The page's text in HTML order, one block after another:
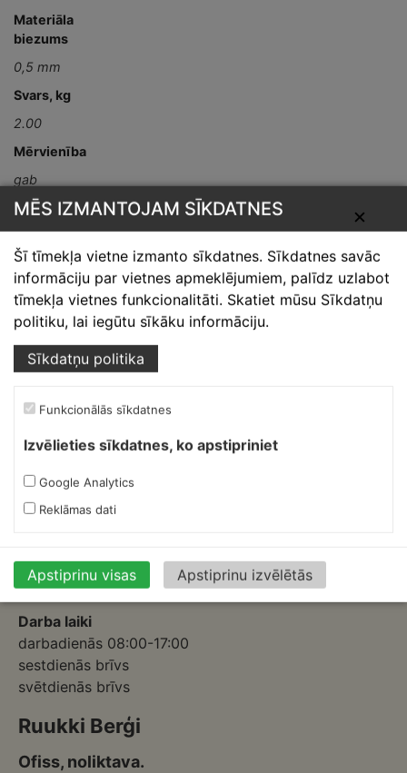
Materiāla
biezums
0,5 mm
Svars, kg
2.00
Mērvienība
gab
Detaļas garums,
L-2000
Skārdnieks M
Ofiss, ražošana, noliktava.
Izmēģinātāju iela 1a,
Priekuļi, Cēsu novads.
E-pasts:skardnieksm@skardnieciba.lv
Darba laiki
darbadienās 08:00-17:00
sestdienās brīvs
svētdienās brīvs
Ruukki Berģi
Ofiss, noliktava.
✕
MĒS IZMANTOJAM SĪKDATNES
Šī tīmekļa vietne izmanto sīkdatnes. Sīkdatnes savāc
informāciju par vietnes apmeklējumiem, palīdz uzlabot
tīmekļa vietnes funkcionalitāti. Skatiet mūsu Sīkdatņu
politiku, lai iegūtu sīkāku informāciju.
Sīkdatņu politika
Funkcionālās sīkdatnes
Izvēlieties sīkdatnes, ko apstipriniet
Google Analytics
Reklāmas dati
Apstiprinu visas Apstiprinu izvēlētās